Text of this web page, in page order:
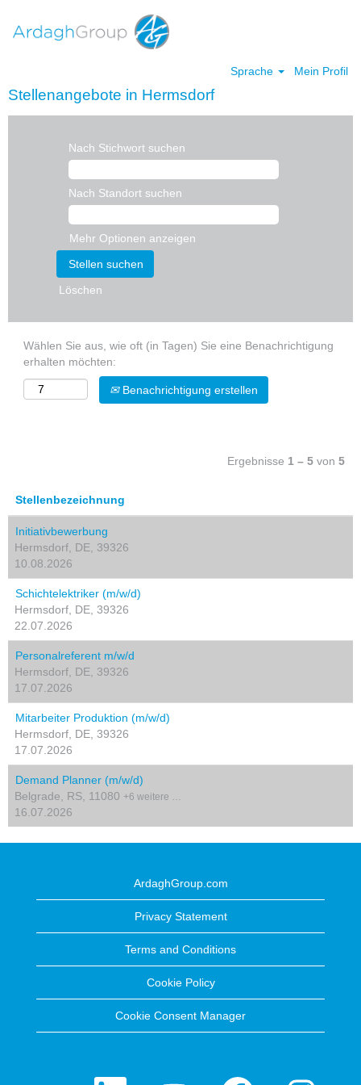
Sprache Mein Profil
Stellenangebote in Hermsdorf
Nach Stichwort suchen
Nach Standort suchen
Mehr Optionen anzeigen
Löschen
Wählen Sie aus, wie oft (in Tagen) Sie eine Benachrichtigung
erhalten möchten:
Benachrichtigung erstellen
Ergebnisse 1 – 5 von 5
Stellenbezeichnung
Initiativbewerbung
Hermsdorf, DE, 39326
10.08.2026
Schichtelektriker (m/w/d)
Hermsdorf, DE, 39326
22.07.2026
Personalreferent m/w/d
Hermsdorf, DE, 39326
17.07.2026
Mitarbeiter Produktion (m/w/d)
Hermsdorf, DE, 39326
17.07.2026
Demand Planner (m/w/d)
Belgrade, RS, 11080 +6 weitere …
16.07.2026
ArdaghGroup.com
Privacy Statement
Terms and Conditions
Cookie Policy
Cookie Consent Manager
W
W
W